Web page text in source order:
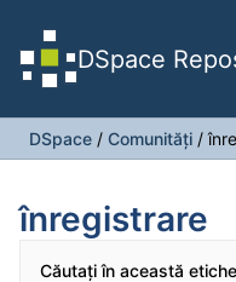
DSpace
DSpace / Comunități /
înregistrare
Căutați în această